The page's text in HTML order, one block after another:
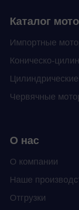
Каталог
Импортные
Коническо-
Червячные
О нас
О компании
Наше
Отгрузки